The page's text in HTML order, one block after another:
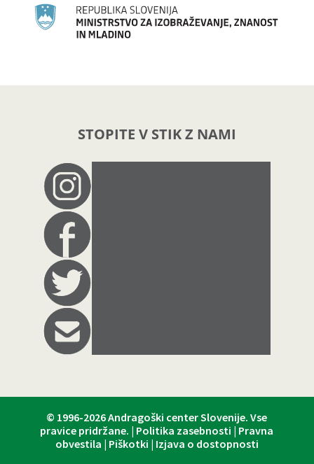
STOPITE V STIK Z NAMI
© 1996-2026Andragoški center Slovenije. Vse
pravice pridržane. | Politika zasebnosti | Pravna
obvestila | Piškotki | Izjava o dostopnosti